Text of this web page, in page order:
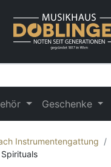
Geschenke
Instrumentengattung